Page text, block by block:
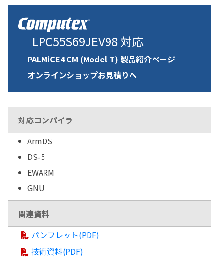
LPC55S69JEV98 対応
PALMiCE4 CM (Model-T) 製品紹介ページ
オンラインショップお見積りへ
対応コンパイラ
ArmDS
DS-5
EWARM
GNU
関連資料
パンフレット(PDF)
技術資料(PDF)